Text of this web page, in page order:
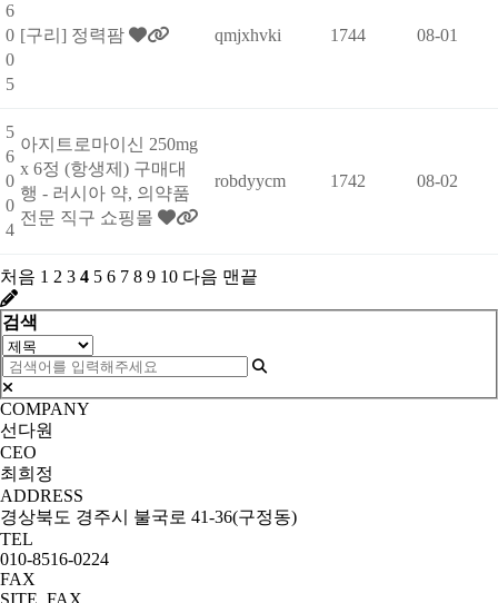
6
0
0
5
[구리] 정력팜 qmjxhvki 1744 08-01
5
6
0
0
4
아지트로마이신 250mg
x 6정 (항생제) 구매대
행 - 러시아 약, 의약품
전문 직구 쇼핑몰
robdyycm 1742 08-02
처음 1 2 3 4 5 6 7 8 9 10 다음 맨끝
검색
COMPANY
선다원
CEO
최희정
ADDRESS
경상북도 경주시 불국로 41-36(구정동)
TEL
010-8516-0224
FAX
SITE_FAX